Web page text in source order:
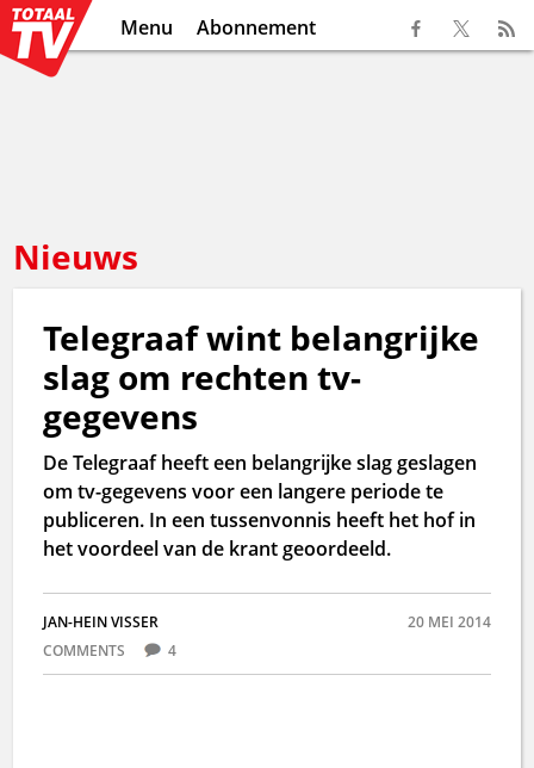
Menu Abonnement
Nieuws
Telegraaf wint belangrijke
slag om rechten tv-
gegevens
De Telegraaf heeft een belangrijke slag geslagen
om tv-gegevens voor een langere periode te
publiceren. In een tussenvonnis heeft het hof in
het voordeel van de krant geoordeeld.
JAN-HEIN VISSER
20 MEI 2014
COMMENTS
4